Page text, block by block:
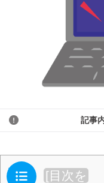
記事
目次 [目次を